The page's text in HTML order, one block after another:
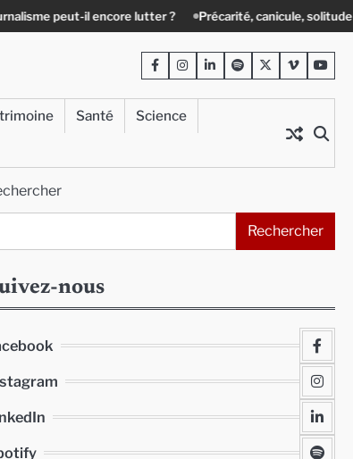
il encore lutter ? Précarité, canicule, solitude : quand
Facebook
Instagram
LinkedInSpotifyTwitterViméo
Santé
Science
Rechercher
nous